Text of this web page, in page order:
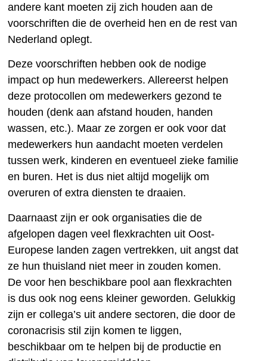
andere kant moeten zij zich houden aan de
voorschriften die de overheid hen en de rest van
Nederland oplegt.
Deze voorschriften hebben ook de nodige
impact op hun medewerkers. Allereerst helpen
deze protocollen om medewerkers gezond te
houden (denk aan afstand houden, handen
wassen, etc.). Maar ze zorgen er ook voor dat
medewerkers hun aandacht moeten verdelen
tussen werk, kinderen en eventueel zieke familie
en buren. Het is dus niet altijd mogelijk om
overuren of extra diensten te draaien.
Daarnaast zijn er ook organisaties die de
afgelopen dagen veel flexkrachten uit Oost-
Europese landen zagen vertrekken, uit angst dat
ze hun thuisland niet meer in zouden komen.
De voor hen beschikbare pool aan flexkrachten
is dus ook nog eens kleiner geworden. Gelukkig
zijn er collega’s uit andere sectoren, die door de
coronacrisis stil zijn komen te liggen,
beschikbaar om te helpen bij de productie en